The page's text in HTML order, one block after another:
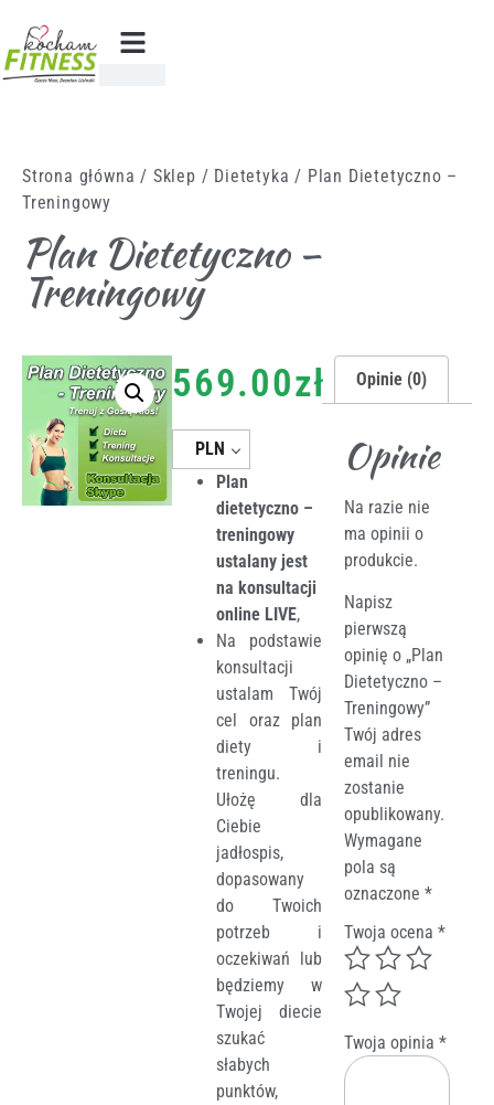
Strona główna / Sklep / Dietetyka / Plan Dietetyczno –
Treningowy
Plan Dietetyczno –
Treningowy
569.00zł
PLN
Plan
dietetyczno –
treningowy
ustalany jest
na konsultacji
online LIVE,
Na podstawie
konsultacji
ustalam Twój
cel oraz plan
diety i
treningu.
Ułożę dla
Ciebie
jadłospis,
dopasowany
do Twoich
potrzeb i
oczekiwań lub
będziemy w
Twojej diecie
szukać
słabych
punktów,
Opinie (0)
Opinie
Na razie nie
ma opinii o
produkcie.
Napisz
pierwszą
opinię o „Plan
Dietetyczno –
Treningowy”
Twój adres
email nie
zostanie
opublikowany.
Wymagane
pola są
oznaczone *
Twoja ocena *
Twoja opinia *